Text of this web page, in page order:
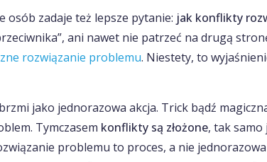
osób zadaje też lepsze pytanie: jak konflikty
ani nawet nie patrzeć na drugą
rozwiązanie problemu. Niestety, to
jako jednorazowa akcja. Trick bądź
Tymczasem konflikty są złożone, tak
problemu to proces, a nie